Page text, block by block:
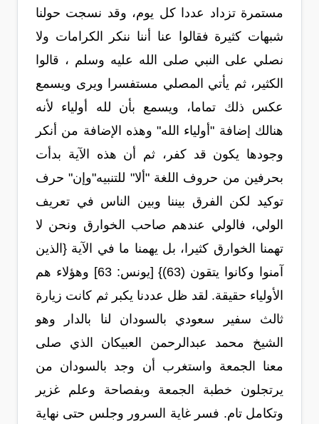
مستمرة تزداد عددا كل يوم، وقد نسجت حولنا
شبهات كثيرة فقالوا عنا أننا ننكر الكرامات ولا
نصلي على النبي صلى الله عليه وسلم ، قالوا
الكثير، ثم يأتي المصلي مستفسرا ويرى ويسمع
عكس ذلك تماما، ويسمع بأن لله أولياء لأنه
هنالك إضافة "أولياء الله" وهذه الإضافة من أنكر
وجودها يكون قد كفر، ثم أن هذه الآية بدأت
بحرفين من حروف اللغة "ألا" للتنبيه"وإن" حرف
توكيد لكن الفرق بيننا وبين الناس في تعريف
الولي، فالولي عندهم صاحب الخوارق ونحن لا
تهمنا الخوارق كثيرا، بل يهمنا ما في الآية {الذين
آمنوا وكانوا يتقون (63)} [يونس: 63] وهؤلاء هم
الأولياء حقيقة. لقد ظل عددنا يكبر ثم كانت زيارة
ثالث سفير سعودي بالسودان لنا بالدار وهو
الشيخ محمد عبدالرحمن العبيكان الذي صلى
معنا الجمعة واستغرب أن وجد بالسودان من
يرتجلون خطبة الجمعة وبفصاحة وعلم غزير
وتكامل تام. فسر غاية السرور وجلس حتى نهاية